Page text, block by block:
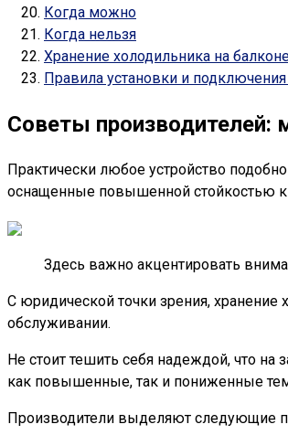
Когда можно
Когда нельзя
Хранение холодильника на
Правила установки и
Советы производителей:
Практически любое устройство
оснащенные повышенной стойкостью к
Здесь важно акцентировать
С юридической точки зрения,
обслуживании.
Не стоит тешить себя надеждой, что
как повышенные, так и пониженные
Производители выделяют следующие